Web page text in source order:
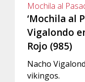
Mochila al
‘Mochila al
Vigalondo
Rojo (985)
Nacho
vikingos.